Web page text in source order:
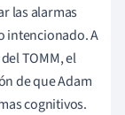
las alarmas
intencionado. A
TOMM, el
de que Adam
cognitivos.